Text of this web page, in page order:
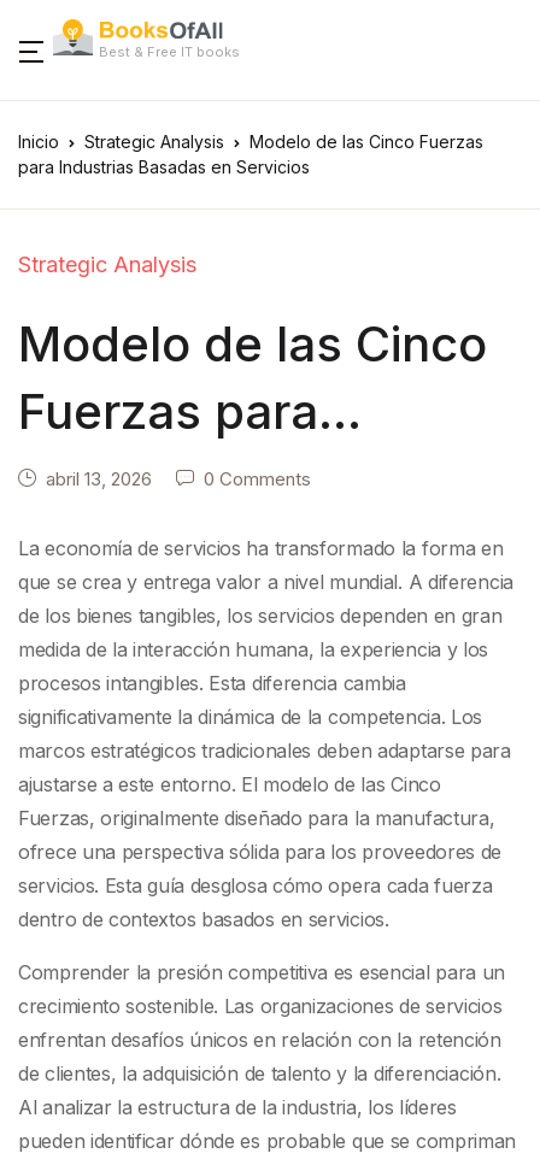
Best & Free IT books
Inicio Strategic Analysis
Modelo de las Cinco Fuerzas
para Industrias Basadas en Servicios
Strategic Analysis
Modelo de las Cinco
Fuerzas para
Industrias Basadas
en Servicios
abril 13, 2026 0 Comments
La economía de servicios ha transformado la forma en
que se crea y entrega valor a nivel mundial. A diferencia
de los bienes tangibles, los servicios dependen en gran
medida de la interacción humana, la experiencia y los
procesos intangibles. Esta diferencia cambia
significativamente la dinámica de la competencia. Los
marcos estratégicos tradicionales deben adaptarse para
ajustarse a este entorno. El modelo de las Cinco
Fuerzas, originalmente diseñado para la manufactura,
ofrece una perspectiva sólida para los proveedores de
servicios. Esta guía desglosa cómo opera cada fuerza
dentro de contextos basados en servicios.
Comprender la presión competitiva es esencial para un
crecimiento sostenible. Las organizaciones de servicios
enfrentan desafíos únicos en relación con la retención
de clientes, la adquisición de talento y la diferenciación.
Al analizar la estructura de la industria, los líderes
pueden identificar dónde es probable que se compriman